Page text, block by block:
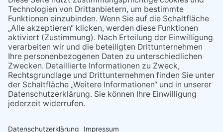
Sperrung der Stillgewässer
Kommentiert vor: 1 Jahr 50 Wochen
Literarischer Rückblick
Alte Schule
Kommentiert vor: 3 Jahre 18 Wochen
Abschaltung der Straßenbeleuchtung
Abschaltung der Strassenbeleuchtung
Kommentiert vor:3 Jahre 29 Wochen